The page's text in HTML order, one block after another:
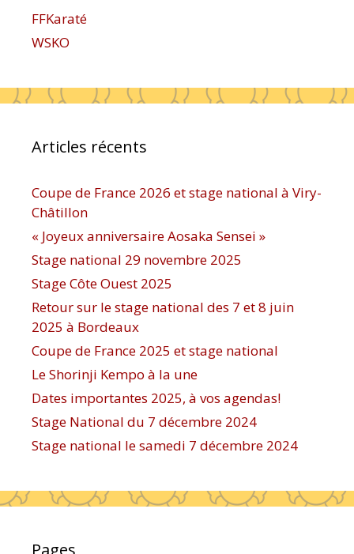
FFKaraté
WSKO
Articles récents
Coupe de France 2026 et stage national à Viry-
Châtillon
« Joyeux anniversaire Aosaka Sensei »
Stage national 29 novembre 2025
Stage Côte Ouest 2025
Retour sur le stage national des 7 et 8 juin
2025 à Bordeaux
Coupe de France 2025 et stage national
Le Shorinji Kempo à la une
Dates importantes 2025, à vos agendas!
Stage National du 7 décembre 2024
Stage national le samedi 7 décembre 2024